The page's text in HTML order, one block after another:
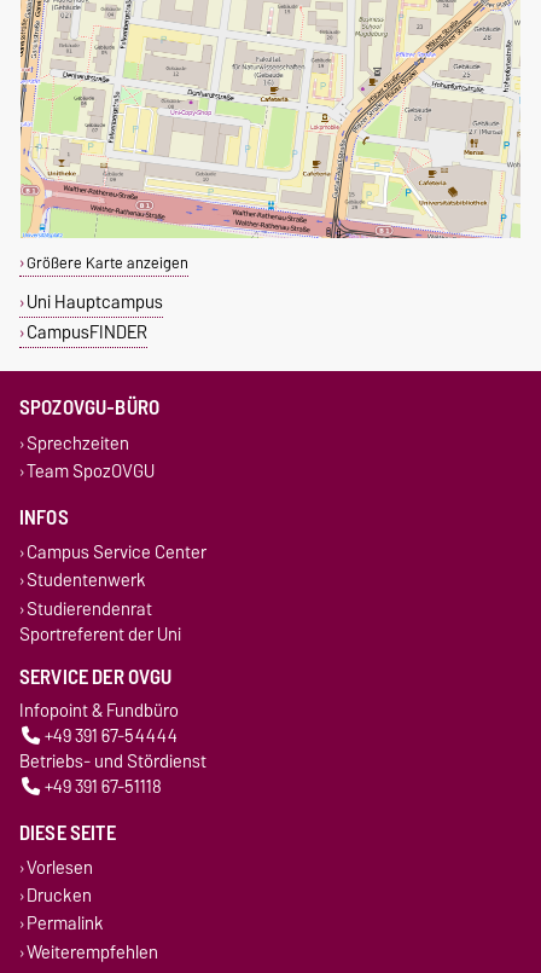
Größere Karte anzeigen
Uni Hauptcampus
CampusFINDER
SPOZOVGU-BÜRO
Sprechzeiten
Team SpozOVGU
INFOS
Campus Service Center
Studentenwerk
Studierendenrat
Sportreferent der Uni
SERVICE DER OVGU
Infopoint & Fundbüro
+49 391 67-54444
Betriebs- und Stördienst
+49 391 67-51118
DIESE SEITE
Vorlesen
Drucken
Permalink
Weiterempfehlen